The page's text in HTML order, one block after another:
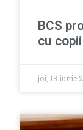
BCS
cu
joi, 13 iunie